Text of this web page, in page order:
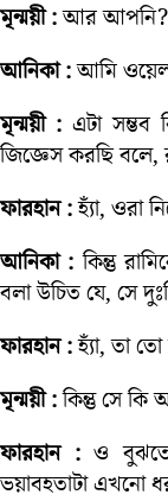
মৃন্ময়ী :আর আপনি?
আনিকা :আমি
মৃন্ময়ী : এটা
জিজ্ঞেস করছি বলে,
ফারহান :হ্যাঁ, ওরা
আনিকা : কিন্তু
বলা উচিত যে, সে
ফারহান :হ্যাঁ, তা
মৃন্ময়ী :কিন্তু সে কি
ফারহান :ও বুঝতে
ভয়াবহতাটা এখনো